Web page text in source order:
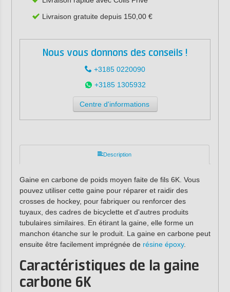
Livraison gratuite depuis 150,00 €
Nous vous donnons des conseils !
+3185 0220090
+3185 1305932
Centre d'informations
Description
Gaine en carbone de poids moyen faite de fils 6K. Vous
pouvez utiliser cette gaine pour réparer et raidir des
crosses de hockey, pour fabriquer ou renforcer des
tuyaux, des cadres de bicyclette et d'autres produits
tubulaires similaires. En étirant la gaine, elle forme un
manchon étanche sur le produit. La gaine en carbone peut
ensuite être facilement imprégnée de résine époxy.
Caractéristiques de la gaine
carbone 6K